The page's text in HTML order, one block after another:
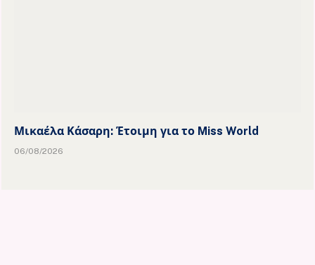
Μικαέλα Κάσαρη: Έτοιμη για το Miss World
06/08/2026